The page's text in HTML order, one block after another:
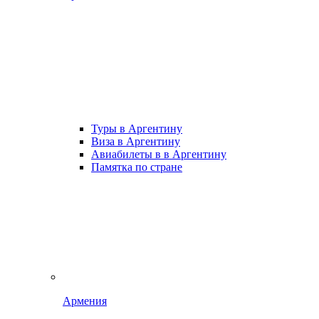
Туры в Аргентину
Виза в Аргентину
Авиабилеты в в Аргентину
Памятка по стране
Армения